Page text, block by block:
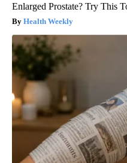
Enlarged Prostate? Try This
Health Weekly